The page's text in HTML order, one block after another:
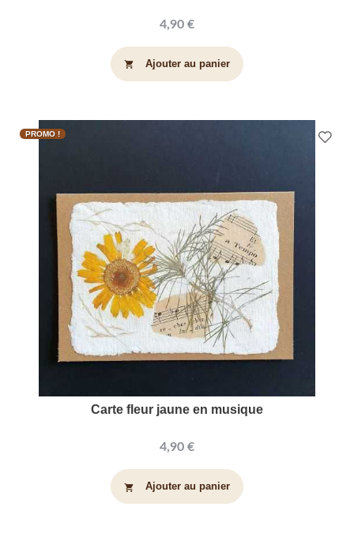
4,90 €
shopping_cart Ajouter au panier
PROMO !
Carte fleur jaune en musique
4,90 €
shopping_cart Ajouter au panier